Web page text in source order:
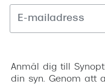
Anmäl dig till
din syn. Genom att